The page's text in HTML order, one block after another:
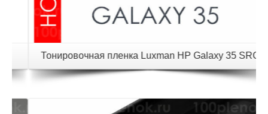
Тонировочная пленка Luxman HP Galaxy 35 SRC